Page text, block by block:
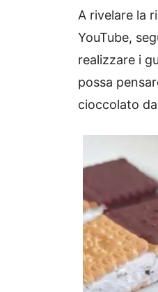
A rivelare la
YouTube,
realizzare i
possa
cioccolato